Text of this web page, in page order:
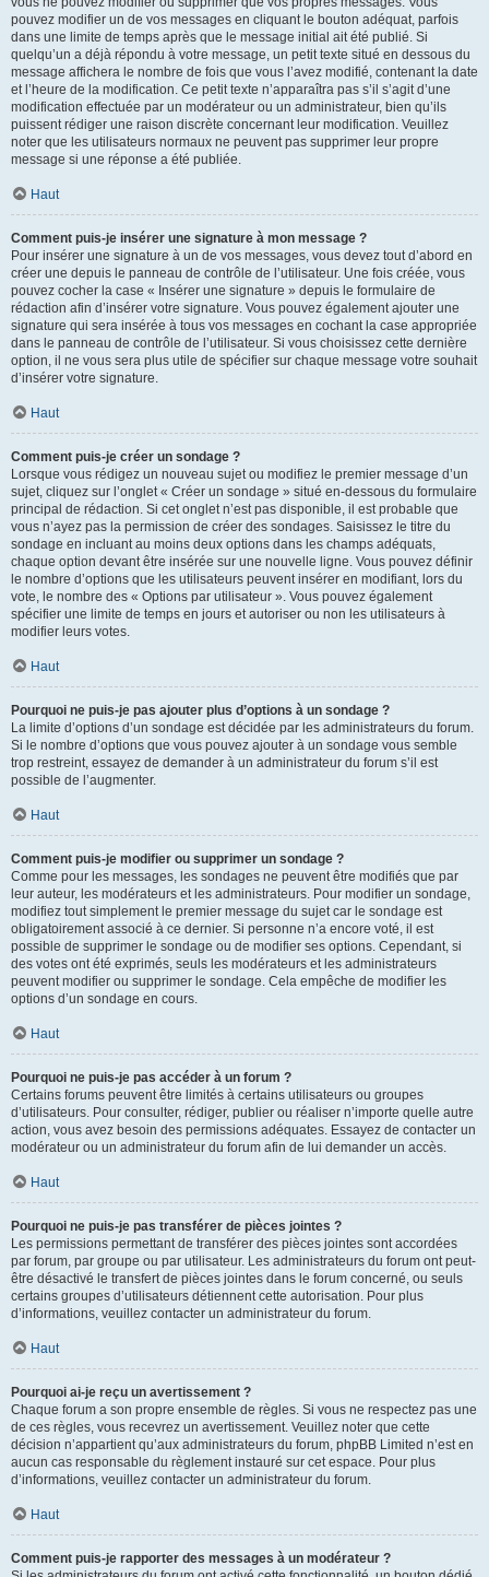
pouvez modifier un de vos messages en cliquant le bouton adéquat, parfois
dans une limite de temps après que le message initial ait été publié. Si
quelqu’un a déjà répondu à votre message, un petit texte situé en dessous du
message affichera le nombre de fois que vous l’avez modifié, contenant la date
et l’heure de la modification. Ce petit texte n’apparaîtra pas s’il s’agit d’une
modification effectuée par un modérateur ou un administrateur, bien qu’ils
puissent rédiger une raison discrète concernant leur modification. Veuillez
noter que les utilisateurs normaux ne peuvent pas supprimer leur propre
message si une réponse a été publiée.
Haut
Comment puis-je insérer une signature à mon message ?
Pour insérer une signature à un de vos messages, vous devez tout d’abord en
créer une depuis le panneau de contrôle de l’utilisateur. Une fois créée, vous
pouvez cocher la case « Insérer une signature » depuis le formulaire de
rédaction afin d’insérer votre signature. Vous pouvez également ajouter une
signature qui sera insérée à tous vos messages en cochant la case appropriée
dans le panneau de contrôle de l’utilisateur. Si vous choisissez cette dernière
option, il ne vous sera plus utile de spécifier sur chaque message votre souhait
d’insérer votre signature.
Haut
Comment puis-je créer un sondage ?
Lorsque vous rédigez un nouveau sujet ou modifiez le premier message d’un
sujet, cliquez sur l’onglet « Créer un sondage » situé en-dessous du formulaire
principal de rédaction. Si cet onglet n’est pas disponible, il est probable que
vous n’ayez pas la permission de créer des sondages. Saisissez le titre du
sondage en incluant au moins deux options dans les champs adéquats,
chaque option devant être insérée sur une nouvelle ligne. Vous pouvez définir
le nombre d’options que les utilisateurs peuvent insérer en modifiant, lors du
vote, le nombre des « Options par utilisateur ». Vous pouvez également
spécifier une limite de temps en jours et autoriser ou non les utilisateurs à
modifier leurs votes.
Haut
Pourquoi ne puis-je pas ajouter plus d’options à un sondage ?
La limite d’options d’un sondage est décidée par les administrateurs du forum.
Si le nombre d’options que vous pouvez ajouter à un sondage vous semble
trop restreint, essayez de demander à un administrateur du forum s’il est
possible de l’augmenter.
Haut
Comment puis-je modifier ou supprimer un sondage ?
Comme pour les messages, les sondages ne peuvent être modifiés que par
leur auteur, les modérateurs et les administrateurs. Pour modifier un sondage,
modifiez tout simplement le premier message du sujet car le sondage est
obligatoirement associé à ce dernier. Si personne n’a encore voté, il est
possible de supprimer le sondage ou de modifier ses options. Cependant, si
des votes ont été exprimés, seuls les modérateurs et les administrateurs
peuvent modifier ou supprimer le sondage. Cela empêche de modifier les
options d’un sondage en cours.
Haut
Pourquoi ne puis-je pas accéder à un forum ?
Certains forums peuvent être limités à certains utilisateurs ou groupes
d’utilisateurs. Pour consulter, rédiger, publier ou réaliser n’importe quelle autre
action, vous avez besoin des permissions adéquates. Essayez de contacter un
modérateur ou un administrateur du forum afin de lui demander un accès.
Haut
Pourquoi ne puis-je pas transférer de pièces jointes ?
Les permissions permettant de transférer des pièces jointes sont accordées
par forum, par groupe ou par utilisateur. Les administrateurs du forum ont peut-
être désactivé le transfert de pièces jointes dans le forum concerné, ou seuls
certains groupes d’utilisateurs détiennent cette autorisation. Pour plus
d’informations, veuillez contacter un administrateur du forum.
Haut
Pourquoi ai-je reçu un avertissement ?
Chaque forum a son propre ensemble de règles. Si vous ne respectez pas une
de ces règles, vous recevrez un avertissement. Veuillez noter que cette
décision n’appartient qu’aux administrateurs du forum, phpBB Limited n’est en
aucun cas responsable du règlement instauré sur cet espace. Pour plus
d’informations, veuillez contacter un administrateur du forum.
Haut
Comment puis-je rapporter des messages à un modérateur ?